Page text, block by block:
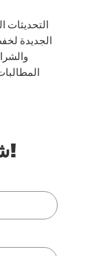
الجديدة
شاهد الندوة عبر الإنترنت!